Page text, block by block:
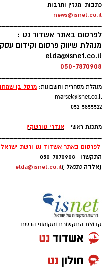
כתבות מגזין ותרבות
news@isnet.co.il
לפרסום באתר אשדוד נט :
מנהלת שיווק פרסום וקידום
elda@isnet.co.il
050-7870908
מנהלת מסחרית וחשבונות: מרסל בן שמחו
marsel@isnet.co.il
052-5855522
-
מתכנת ראשי - אנדרי טורשקין
לפרסום באתר אשדוד נט ורשת ישראל
התקשרו -
050-7870908
(אלדה נתנאל )elda@isnet.co.il
קבוצת התקשורת ומקומוני הרשת: